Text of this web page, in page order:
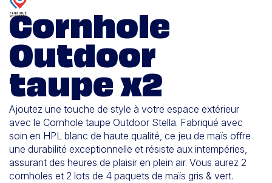
Cornhole
Outdoor
taupe x2
Ajoutez une touche de style à votre espace extérieur
avec le Cornhole taupe Outdoor Stella. Fabriqué avec
soin en HPL blanc de haute qualité, ce jeu de maïs offre
une durabilité exceptionnelle et résiste aux intempéries,
assurant des heures de plaisir en plein air. Vous aurez 2
cornholes et 2 lots de 4 paquets de maïs gris & vert.